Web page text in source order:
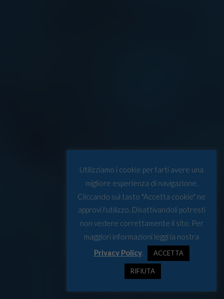
Utilizziamo i cookie per farti avere una
migliore esperienza di navigazione.
Cliccando sul tasto "Accetta cookie" ne
approvi l'utilizzo. Disattivandoli potresti
non vedere correttamente il sito. Per
maggiori informazioni leggi la nostra
Privacy Policy. ACCETTA
RIFIUTA